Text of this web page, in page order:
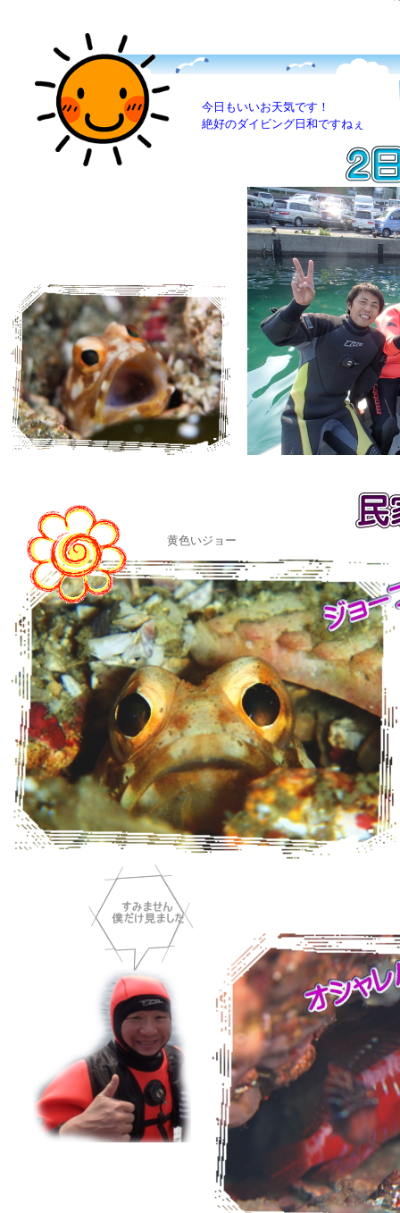
今日もいいお天気です！
絶好のダイビング日和ですねぇ
黄色いジョー